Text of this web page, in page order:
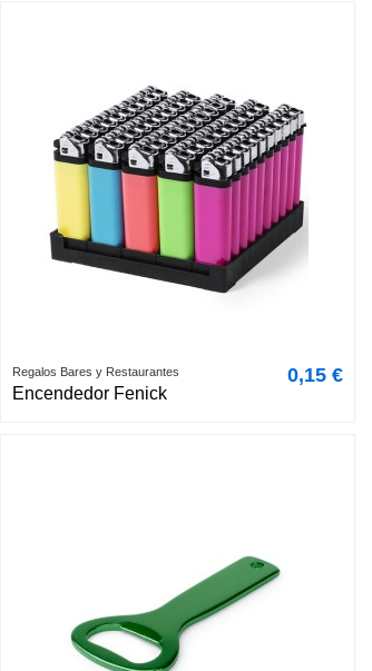
Regalos Bares y Restaurantes
Encendedor Fenick
0,15 €